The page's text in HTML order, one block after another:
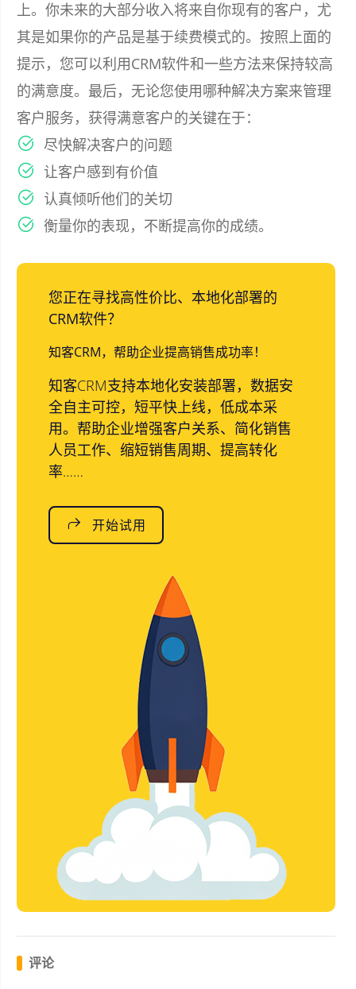
上。你未来的大部分收入将来自你现有的客户，尤
其是如果你的产品是基于续费模式的。按照上面的
提示，您可以利用CRM软件和一些方法来保持较高
的满意度。最后，无论您使用哪种解决方案来管理
客户服务，获得满意客户的关键在于：
尽快解决客户的问题
让客户感到有价值
认真倾听他们的关切
衡量你的表现，不断提高你的成绩。
您正在寻找高性价比、本地化部署的
CRM软件？
知客CRM，帮助企业提高销售成功率！
知客CRM支持本地化安装部署，数据安
全自主可控，短平快上线，低成本采
用。帮助企业增强客户关系、简化销售
人员工作、缩短销售周期、提高转化
率……
开始试用
评论